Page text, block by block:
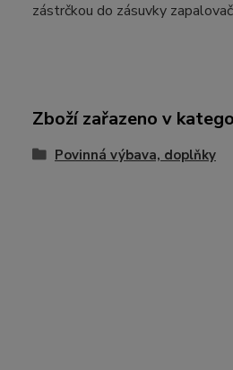
zástrčkou do zásuvky
Zboží zařazeno v
Povinná výbava, doplňky